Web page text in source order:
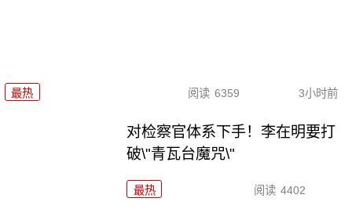
最热 阅读 6359 3小时前
对检察官体系下手！李在明要打
破\"青瓦台魔咒\"
最热 阅读 4402